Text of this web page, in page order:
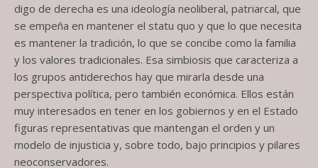
digo de derecha es una ideología neoliberal, patriarcal, que
se empeña en mantener el statu quo y que lo que necesita
es mantener la tradición, lo que se concibe como la familia
y los valores tradicionales. Esa simbiosis que caracteriza a
los grupos antiderechos hay que mirarla desde una
perspectiva política, pero también económica. Ellos están
muy interesados en tener en los gobiernos y en el Estado
figuras representativas que mantengan el orden y un
modelo de injusticia y, sobre todo, bajo principios y pilares
neoconservadores.